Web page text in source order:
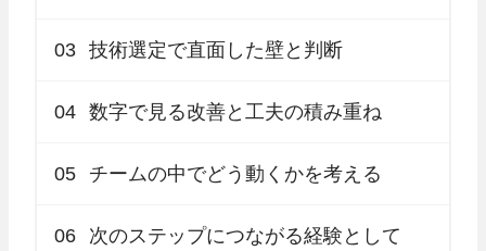
03 技術選定で直面した壁と判断
04 数字で見る改善と工夫の積み重ね
05 チームの中でどう動くかを考える
06 次のステップにつながる経験として